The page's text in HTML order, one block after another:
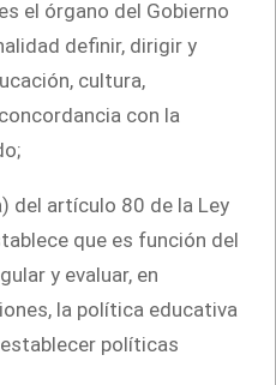
el órgano del Gobierno
definir, dirigir y
cultura,
con la
del artículo 80 de la Ley
que es función del
y evaluar, en
la política educativa
políticas